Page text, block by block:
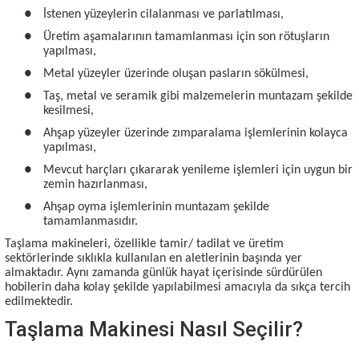
●
İstenen yüzeylerin cilalanması ve parlatılması,
●
Üretim aşamalarının tamamlanması için son rötuşların
yapılması,
●
Metal yüzeyler üzerinde oluşan pasların sökülmesi,
●
Taş, metal ve seramik gibi malzemelerin muntazam şekilde
kesilmesi,
●
Ahşap yüzeyler üzerinde zımparalama işlemlerinin kolayca
yapılması,
●
Mevcut harçları çıkararak yenileme işlemleri için uygun bir
zemin hazırlanması,
●
Ahşap oyma işlemlerinin muntazam şekilde
tamamlanmasıdır.
Taşlama makineleri, özellikle tamir/ tadilat ve üretim
sektörlerinde sıklıkla kullanılan en aletlerinin başında yer
almaktadır. Aynı zamanda günlük hayat içerisinde sürdürülen
hobilerin daha kolay şekilde yapılabilmesi amacıyla da sıkça tercih
edilmektedir.
Taşlama Makinesi Nasıl Seçilir?